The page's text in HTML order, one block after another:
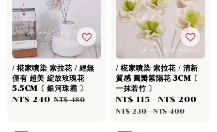
/ 椛家噴染 索拉花 / 絕無
僅有 超美 綻放玫瑰花
5.5CM〔 銀河珠霜 〕
Sale
NT$ 240 Regular
NT$ 480
/ 椛家噴染 索拉花 / 清新
質感 圓瓣紫陽花 3CM〔
一抹若竹 〕
Sale
price
NT$ 115 -NT$ 200
NT$ 230-NT$ 400